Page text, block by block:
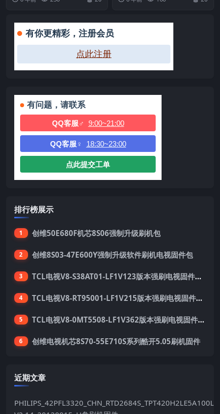
下载
有你更精彩，注册会员
点此注册
有问题，请联系
QQ客服♂ 9:00~21:00
QQ客服♀ 18:30~23:00
点此提交工单
排行榜展示
1 创维50E680F机芯8S06强制升级刷机包
2 创维8S03-47E600Y强制升级软件刷机电视固件包
3 TCL电视V8-S38AT01-LF1V123版本强刷电视固件包下载
4 TCL电视V8-RT95001-LF1V215版本强刷电视固件包下载
5 TCL电视V8-0MT5508-LF1V362版本强刷电视固件包下载
6 创维电视机芯8S70-55E710S系列酷开5.05刷机固件
近期文章